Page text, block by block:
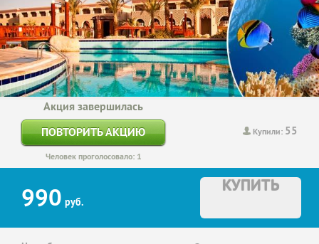
Купили: 55
Акция завершилась
ПОВТОРИТЬ АКЦИЮ
Человек проголосовало: 1
990 руб.
КУПИТЬ